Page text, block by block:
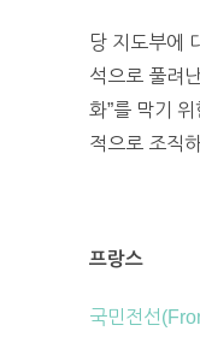
당 지도부에
석으로 풀려
화”를 막기
적으로 조직
프랑스
국민전선